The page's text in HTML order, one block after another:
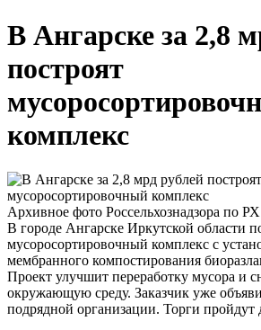
В Ангарске за 2,8
построят
комплекс
Архивное фото Россельхознадзора по
В городе Ангарске Иркутской области
мусоросортировочный комплекс с
мембранного компостирования
Проект улучшит переработку мусора и
окружающую среду. Заказчик уже
подрядной организации. Торги пройдут